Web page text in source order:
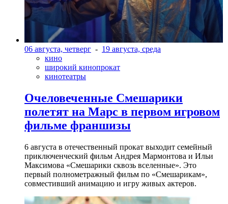
06 августа, четверг - 19 августа, среда
кино
широкий кинопрокат
кинотеатры
Очеловеченные Смешарики
полетят на Марс в первом игровом
фильме франшизы
6 августа в отечественный прокат выходит семейный
приключенческий фильм Андрея Мармонтова и Ильи
Максимова «Смешарики сквозь вселенные». Это
первый полнометражный фильм по «Смешарикам»,
совместивший анимацию и игру живых актеров.